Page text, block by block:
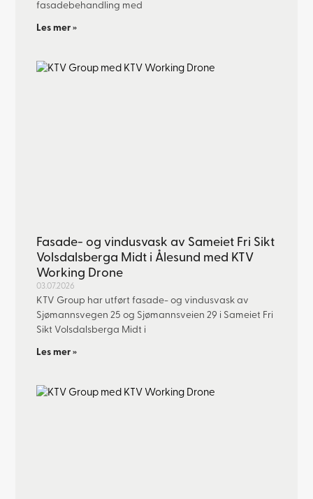
fasadebehandling med
Les mer »
Fasade- og vindusvask av Sameiet Fri Sikt
Volsdalsberga Midt i Ålesund med KTV
Working Drone
03.07.2026
KTV Group har utført fasade- og vindusvask av
Sjømannsvegen 25 og Sjømannsveien 29 i Sameiet Fri
Sikt Volsdalsberga Midt i
Les mer »